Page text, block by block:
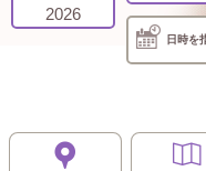
2026
日時を